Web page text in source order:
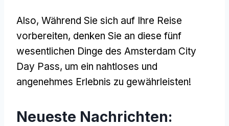
Also, Während Sie sich auf Ihre Reise
vorbereiten, denken Sie an diese fünf
wesentlichen Dinge des Amsterdam City
Day Pass, um ein nahtloses und
angenehmes Erlebnis zu gewährleisten!
Neueste Nachrichten: